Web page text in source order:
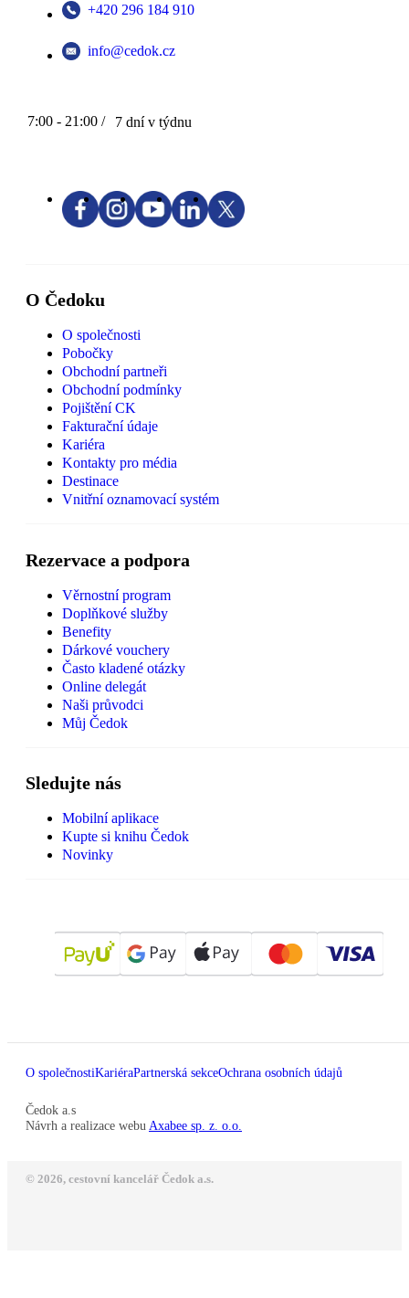
+420 296 184 910
info@cedok.cz
7:00 - 21:00 / 7 dní v týdnu
O Čedoku
O společnosti
Pobočky
Obchodní partneři
Obchodní podmínky
Pojištění CK
Fakturační údaje
Kariéra
Kontakty pro média
Destinace
Vnitřní oznamovací systém
Rezervace a podpora
Věrnostní program
Doplňkové služby
Benefity
Dárkové vouchery
Často kladené otázky
Online delegát
Naši průvodci
Můj Čedok
Sledujte nás
Mobilní aplikace
Kupte si knihu Čedok
Novinky
O společnostiKariéraPartnerská sekceOchrana osobních údajů
Čedok a.s
Návrh a realizace webu Axabee sp. z. o.o.
© 2026, cestovní kancelář Čedok a.s.